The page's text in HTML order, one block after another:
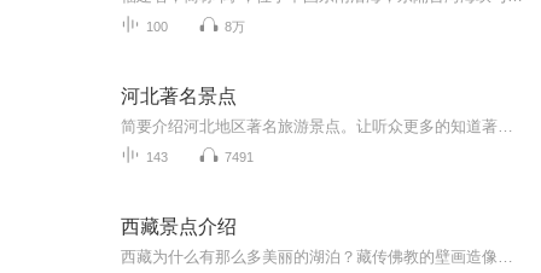
100 8万
河北著名景点
143 7491
西藏景点介绍